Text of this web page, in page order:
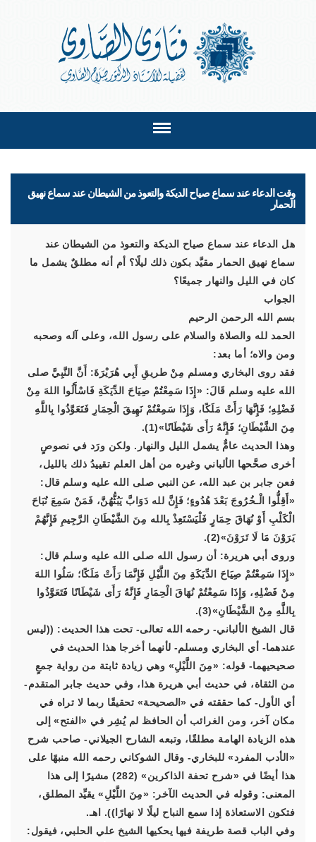
وقت الدعاء عند سماع صياح الديكة والتعوذ من الشيطان عند سماع نهيق
الحمار
هل الدعاء عند سماع صياح الديكة والتعوذ من الشيطان عند
سماع نهيق الحمار مقيَّد بكون ذلك ليلًا؟ أم أنه مطلقٌ يشمل ما
كان في الليل والنهار جميعًا؟
الجواب
بسم الله الرحمن الرحيم
الحمد لله والصلاة والسلام على رسول الله، وعلى آله وصحبه
ومن والاه؛ أما بعد:
فقد روى البخاري ومسلم مِنْ طريقِ أَبِي هُرَيْرَةَ: أَنَّ النَّبِيَّ صلى
الله عليه وسلم قَالَ: «إِذَا سَمِعْتُمْ صِيَاحَ الدِّيَكَةِ فَاسْأَلُوا اللهَ مِنْ
فَضْلِهِ؛ فَإِنَّهَا رَأَتْ مَلَكًا، وَإِذَا سَمِعْتُمْ نَهِيقَ الْحِمَارِ فَتَعَوَّذُوا بِاللَّهِ
مِنَ الشَّيْطَانِ؛ فَإِنَّهُ رَأَى شَيْطَانًا»(1).
وهذا الحديث عامٌّ يشمل الليل والنهار. ولكن ورَد في نصوصٍ
أخرى صحَّحها الألباني وغيره من أهل العلم تقييدُ ذلك بالليل،
فعن جابر بن عبد الله، عن النبي صلى الله عليه وسلم قال:
«أَقِلُّوا الْـخُرُوجَ بَعْدَ هُدُوءٍ؛ فَإِنَّ لله دَوَابَّ يَبُثُّهُنَّ، فَمَنْ سَمِعَ نُبَاحَ
الْكَلْبِ أَوْ نُهَاقَ حِمَارٍ فَلْيَسْتَعِذْ بِالله مِنَ الشَّيْطَانِ الرَّجِيمِ فَإِنَّهُمْ
يَرَوْنَ مَا لَا تَرَوْنَ»(2).
وروى أبي هريرة: أن رسول الله صلى الله عليه وسلم قال:
«إِذَا سَمِعْتُمْ صِيَاحَ الدِّيَكَةِ مِنَ اللَّيْلِ فَإِنَّمَا رَأَتْ مَلَكًا؛ سَلُوا اللهَ
مِنْ فَضْلِهِ، وَإِذَا سَمِعْتُمْ نُهَاقَ الْحِمَارِ فَإِنَّهُ رَأَى شَيْطَانًا فَتَعَوَّذُوا
بِاللَّهِ مِنْ الشَّيْطَانِ»(3).
قال الشيخ الألباني- رحمه الله تعالى- تحت هذا الحديث: ((ليس
عندهما- أي البخاري ومسلم- لأنهما أخرجا هذا الحديث في
صحيحيهما- قوله: «مِنَ اللَّيْلِ» وهي زيادة ثابتة من رواية جمعٍ
من الثقاة، في حديث أبي هريرة هذا، وفي حديث جابر المتقدم-
أي الأول- كما حققته في «الصحيحة» تحقيقًا ربما لا تراه في
مكان آخر، ومن الغرائب أن الحافظ لم يُشِر في «الفتح» إلى
هذه الزيادة الهامة مطلقًا، وتبعه الشارح الجيلاني- صاحب شرح
«الأدب المفرد» للبخاري- وقال الشوكاني رحمه الله منبهًا على
هذا أيضًا في «شرح تحفة الذاكرين» (282) مشيرًا إلى هذا
المعنى: وقوله في الحديث الآخر: «مِنَ اللَّيْلِ» يقيِّد المطلق،
فتكون الاستعاذة إذا سمع النباح ليلًا لا نهارًا)). اهـ.
وفي الباب قصة طريفة فيها يحكيها الشيخ علي الحلبي، فيقول: